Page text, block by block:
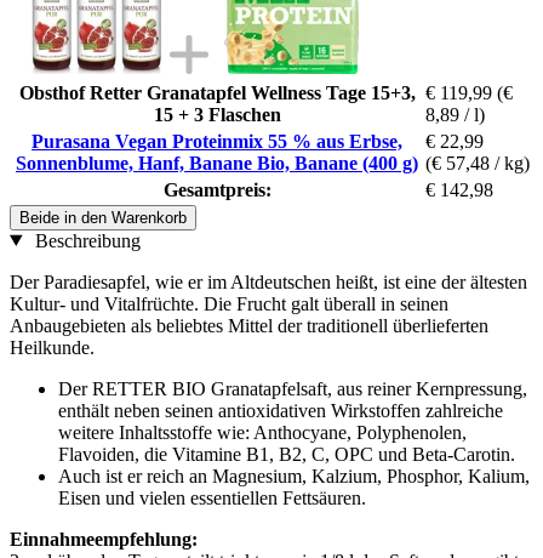
Obsthof Retter Granatapfel Wellness Tage 15+3,
15 + 3 Flaschen
€ 119,99 (€
8,89 / l)
Purasana Vegan Proteinmix 55 % aus Erbse,
Sonnenblume, Hanf, Banane Bio, Banane (400 g)
€ 22,99
(€ 57,48 / kg)
Gesamtpreis:
€ 142,98
Beide in den Warenkorb
Beschreibung
Der Paradiesapfel, wie er im Altdeutschen heißt, ist eine der ältesten
Kultur- und Vitalfrüchte. Die Frucht galt überall in seinen
Anbaugebieten als beliebtes Mittel der traditionell überlieferten
Heilkunde.
Der RETTER BIO Granatapfelsaft, aus reiner Kernpressung,
enthält neben seinen antioxidativen Wirkstoffen zahlreiche
weitere Inhaltsstoffe wie: Anthocyane, Polyphenolen,
Flavoiden, die Vitamine B1, B2, C, OPC und Beta-Carotin.
Auch ist er reich an Magnesium, Kalzium, Phosphor, Kalium,
Eisen und vielen essentiellen Fettsäuren.
Einnahmeempfehlung: